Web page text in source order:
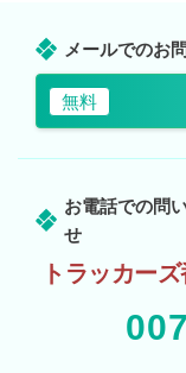
メールでのお
無料
お電話での問
せ
トラッカー